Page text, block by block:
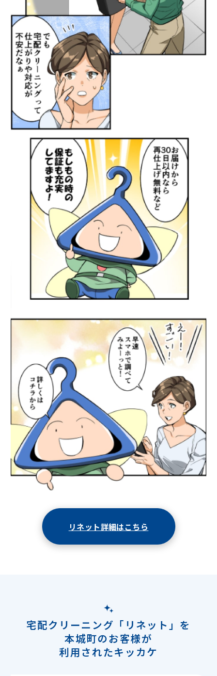
リネット詳細はこちら
宅配クリーニング「リネット」を
本城町のお客様が
利用されたキッカケ